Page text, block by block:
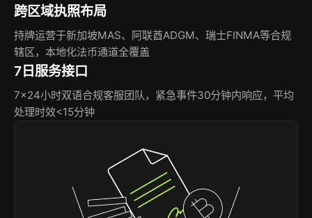
跨区域执照布局
持牌运营于新加坡MAS、阿联酋ADGM、瑞士FINMA等合规
辖区，本地化法币通道全覆盖
7日服务接口
7×24小时双语合规客服团队，紧急事件30分钟内响应，平均
处理时效<15分钟